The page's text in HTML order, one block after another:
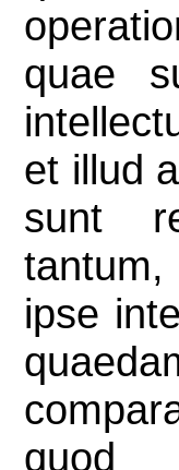
quae
et illud
sunt
ipse